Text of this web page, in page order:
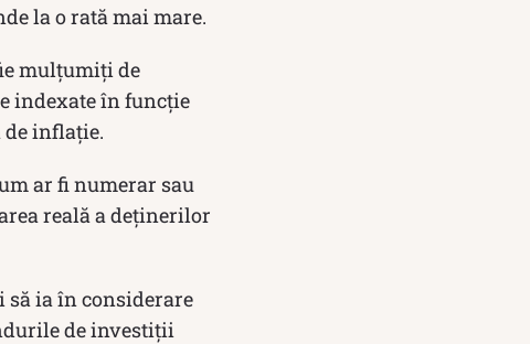
la o rată mai mare.
mulțumiți de
indexate în funcție
inflație.
ar fi numerar sau
reală a deținerilor
să ia în considerare
de investiții